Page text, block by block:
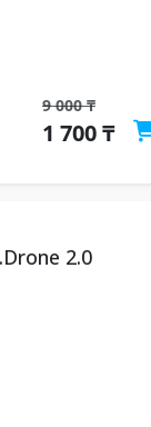
9 000 ₸
1 700 ₸
2.0